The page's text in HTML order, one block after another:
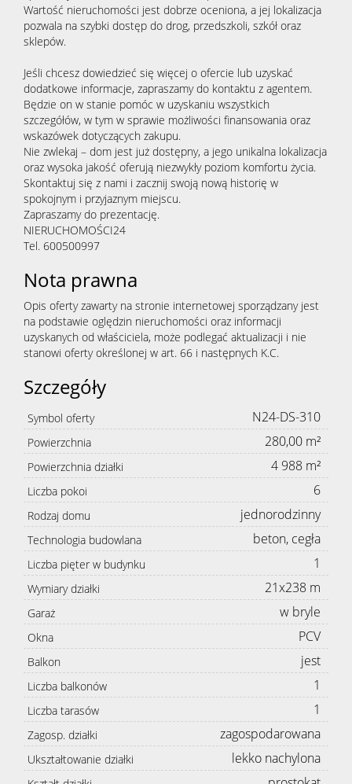
Wartość nieruchomości jest dobrze oceniona, a jej lokalizacja
pozwala na szybki dostęp do drog, przedszkoli, szkół oraz
sklepów.
Jeśli chcesz dowiedzieć się więcej o ofercie lub uzyskać
dodatkowe informacje, zapraszamy do kontaktu z agentem.
Będzie on w stanie pomóc w uzyskaniu wszystkich
szczegółów, w tym w sprawie możliwości finansowania oraz
wskazówek dotyczących zakupu.
Nie zwlekaj – dom jest już dostępny, a jego unikalna lokalizacja
oraz wysoka jakość oferują niezwykły poziom komfortu życia.
Skontaktuj się z nami i zacznij swoją nową historię w
spokojnym i przyjaznym miejscu.
Zapraszamy do prezentację.
NIERUCHOMOŚCI24
Tel. 600500997
Nota prawna
Opis oferty zawarty na stronie internetowej sporządzany jest
na podstawie oględzin nieruchomości oraz informacji
uzyskanych od właściciela, może podlegać aktualizacji i nie
stanowi oferty określonej w art. 66 i następnych K.C.
Szczegóły
Symbol oferty N24-DS-310
Powierzchnia 280,00 m²
Powierzchnia działki 4 988 m²
Liczba pokoi 6
Rodzaj domu jednorodzinny
Technologia budowlana beton, cegła
Liczba pięter w budynku 1
Wymiary działki 21x238 m
Garaż w bryle
Okna PCV
Balkon jest
Liczba balkonów 1
Liczba tarasów 1
Zagosp. działki zagospodarowana
Ukształtowanie działki lekko nachylona